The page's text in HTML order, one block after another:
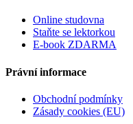
Online studovna
Staňte se lektorkou
E-book ZDARMA
Právní informace
Obchodní podmínky
Zásady cookies (EU)